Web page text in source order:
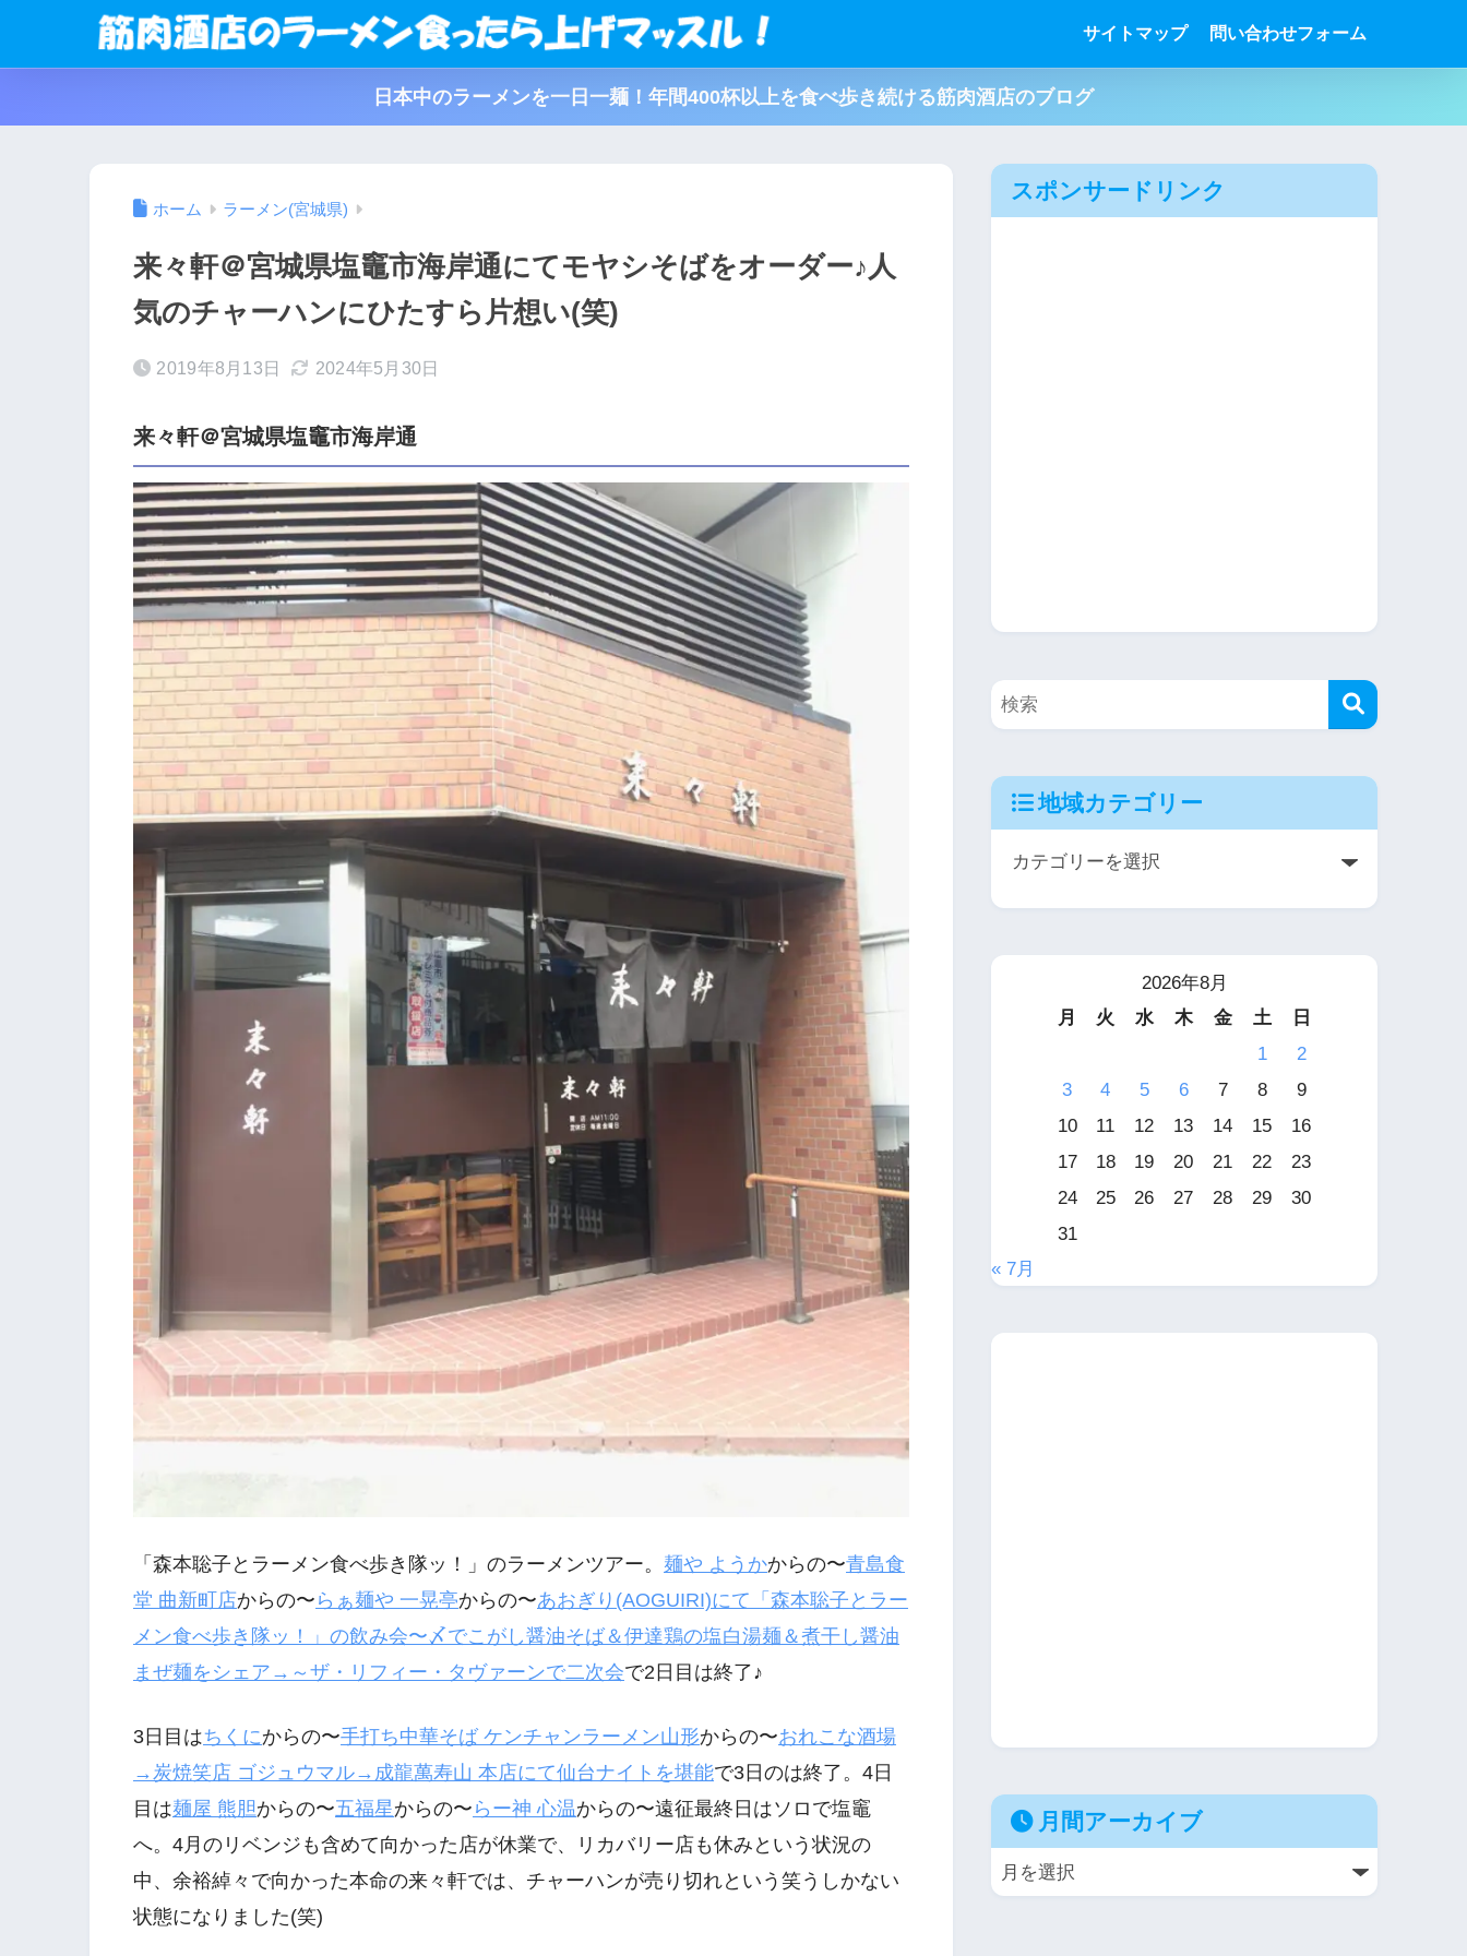
サイトマップ 問い合わせフォーム
日本中のラーメンを一日一麺！年間400杯以上を食べ歩き続ける筋肉酒店のブログ
ホーム ラーメン(宮城県)
来々軒＠宮城県塩竈市海岸通にてモヤシそばをオーダー♪人
気のチャーハンにひたすら片想い(笑)
2019年8月13日 2024年5月30日
来々軒＠宮城県塩竈市海岸通
「森本聡子とラーメン食べ歩き隊ッ！」のラーメンツアー。 麺や ようかからの〜青島食
堂 曲新町店からの〜 らぁ麺や 一晃亭からの〜あおぎり (AOGUIRI)にて「森本聡子とラー
メン食べ歩き隊ッ！」の飲み会〜〆でこがし醤油そば＆伊達鶏の塩白湯麺＆煮干し醤油
まぜ麺をシェア → ～ザ・リフィー・タヴァーンで二次会で2日目は終了♪
3日目はちくにからの〜手打ち中華そば ケンチャンラーメン山形からの〜おれこな酒場
→炭焼笑店 ゴジュウマル→ 成龍萬寿山 本店にて仙台ナイトを堪能で3日のは終了。4日
目は麺屋 熊胆からの〜五福星からの〜 らー神 心温からの〜遠征最終日はソロで塩竈
へ。4月のリベンジも含めて向かった店が休業で、リカバリー店も休みという状況の
中、余裕綽々で向かった本命の来々軒では、チャーハンが売り切れという笑うしかない
状態になりました(笑)
スポンサードリンク
地域カテゴリー
2026年8月
月
火 水 木 金 土
日
1
2
3
4 5 6 7 8
9
10
11 12 13 14 15
16
17
18 19 20 21 22
23
24
25 26 27 28 29
30
31
« 7月
月間アーカイブ